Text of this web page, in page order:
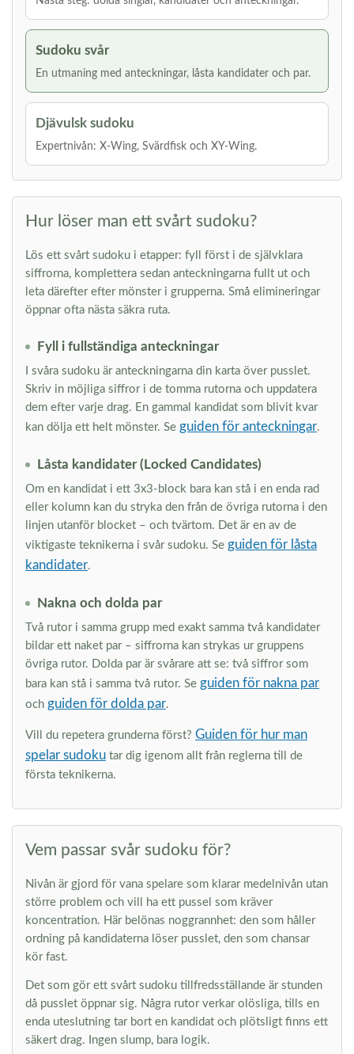
Sudoku svår
En utmaning med anteckningar, låsta kandidater och par.
Djävulsk sudoku
Expertnivån: X-Wing, Svärdfisk och XY-Wing.
Hur löser man ett svårt sudoku?
Lös ett svårt sudoku i etapper: fyll först i de självklara
siffrorna, komplettera sedan anteckningarna fullt ut och
leta därefter efter mönster i grupperna. Små elimineringar
öppnar ofta nästa säkra ruta.
Fyll i fullständiga anteckningar
I svåra sudoku är anteckningarna din karta över pusslet.
Skriv in möjliga siffror i de tomma rutorna och uppdatera
dem efter varje drag. En gammal kandidat som blivit kvar
kan dölja ett helt mönster. Se guiden för anteckningar.
Låsta kandidater (Locked Candidates)
Om en kandidat i ett 3x3-block bara kan stå i en enda rad
eller kolumn kan du stryka den från de övriga rutorna i den
linjen utanför blocket – och tvärtom. Det är en av de
viktigaste teknikerna i svår sudoku. Se guiden för låsta
kandidater.
Nakna och dolda par
Två rutor i samma grupp med exakt samma två kandidater
bildar ett naket par – siffrorna kan strykas ur gruppens
övriga rutor. Dolda par är svårare att se: två siffror som
bara kan stå i samma två rutor. Se guiden för nakna par
och guiden för dolda par.
Vill du repetera grunderna först? Guiden för hur man
spelar sudoku tar dig igenom allt från reglerna till de
första teknikerna.
Vem passar svår sudoku för?
Nivån är gjord för vana spelare som klarar medelnivån utan
större problem och vill ha ett pussel som kräver
koncentration. Här belönas noggrannhet: den som håller
ordning på kandidaterna löser pusslet, den som chansar
kör fast.
Det som gör ett svårt sudoku tillfredsställande är stunden
då pusslet öppnar sig. Några rutor verkar olösliga, tills en
enda uteslutning tar bort en kandidat och plötsligt finns ett
säkert drag. Ingen slump, bara logik.